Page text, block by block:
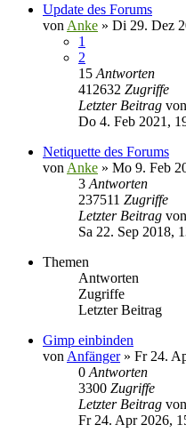
Update des Forums
von Anke » Di 29. Dez
1
2
15 Antworten
412632 Zugriffe
Letzter Beitrag von
Do 4. Feb 2021,
Netiquette des Forums
von Anke » Mo 9. Feb
3 Antworten
237511 Zugriffe
Letzter Beitrag von
Sa 22. Sep 2018,
Themen
Antworten
Zugriffe
Letzter Beitrag
Gimp einbinden
von Anfänger» Fr 24.
0 Antworten
3300 Zugriffe
Letzter Beitrag von
Fr 24. Apr 2026,